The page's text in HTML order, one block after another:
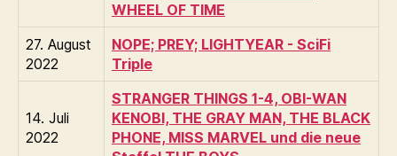
WHEEL OF TIME
27. August
2022
NOPE; PREY; LIGHTYEAR - SciFi
Triple
14. Juli
2022
STRANGER THINGS 1-4, OBI-WAN
KENOBI, THE GRAY MAN, THE BLACK
PHONE, MISS MARVEL und die neue